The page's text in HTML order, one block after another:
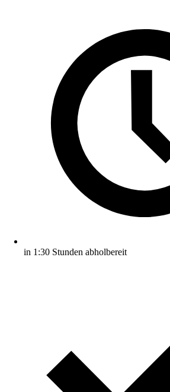
in 1:30 Stunden abholbereit